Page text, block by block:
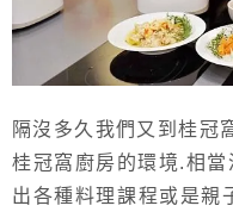
隔沒多久我們又到桂冠
桂冠窩廚房的環境.相
出各種料理課程或是親